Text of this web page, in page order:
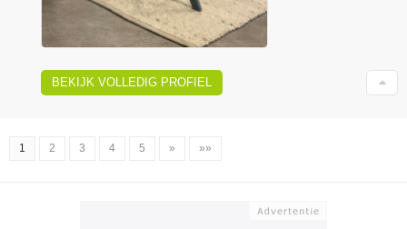
BEKIJK VOLLEDIG PROFIEL
1 2 3 4 5 » »»